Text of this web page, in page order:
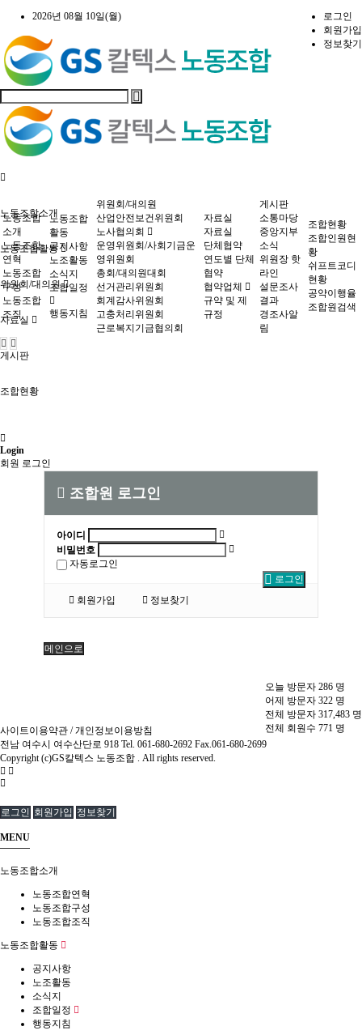
2026년 08월 10일(월)
로그인
회원가입
정보찾기
노동조합소개
노동조합활동
위원회/대의원
자료실
게시판
조합현황
노동조합
소개
노동조합
연혁
노동조합
구성
노동조합
조직
노동조합
활동
공지사항
노조활동
소식지
조합일정
행동지침
위원회/대의원
산업안전보건위원회
노사협의회
운영위원회/사회기금운
영위원회
총회/대의원대회
선거관리위원회
회계감사위원회
고충처리위원회
근로복지기금협의회
자료실
자료실
단체협약
연도별 단체
협약
협약업체
규약 및 제
규정
게시판
소통마당
중앙지부
소식
위원장 핫
라인
설문조사
결과
경조사알
림
조합현황
조합인원현
황
쉬프트코디
현황
공약이행율
조합원검색
Login
회원 로그인
조합원 로그인
아이디
비밀번호
자동로그인
로그인
회원가입
정보찾기
메인으로
오늘 방문자 286 명
어제 방문자 322 명
전체 방문자 317,483 명
전체 회원수 771 명
사이트이용약관 /개인정보이용방침
전남 여수시 여수산단로 918 Tel. 061-680-2692 Fax.061-680-2699
Copyright (c)GS칼텍스 노동조합 . All rights reserved.
로그인 회원가입 정보찾기
MENU
노동조합소개
노동조합연혁
노동조합구성
노동조합조직
노동조합활동
공지사항
노조활동
소식지
조합일정
행동지침